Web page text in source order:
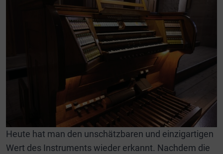
Heute hat man den unschätzbaren und einzigartigen
Wert des Instruments wieder erkannt. Nachdem die